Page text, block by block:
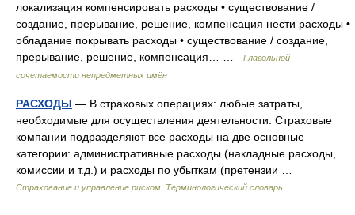
локализация компенсировать расходы • существование /
создание, прерывание, решение, компенсация нести расходы •
обладание покрывать расходы • существование / создание,
прерывание, решение, компенсация… …
Глагольной
сочетаемости непредметных имён
РАСХОДЫ — В страховых операциях: любые затраты,
необходимые для осуществления деятельности. Страховые
компании подразделяют все расходы на две основные
категории: административные расходы (накладные расходы,
комиссии и т.д.) и расходы по убыткам (претензии …
Страхование и управление риском. Терминологический словарь